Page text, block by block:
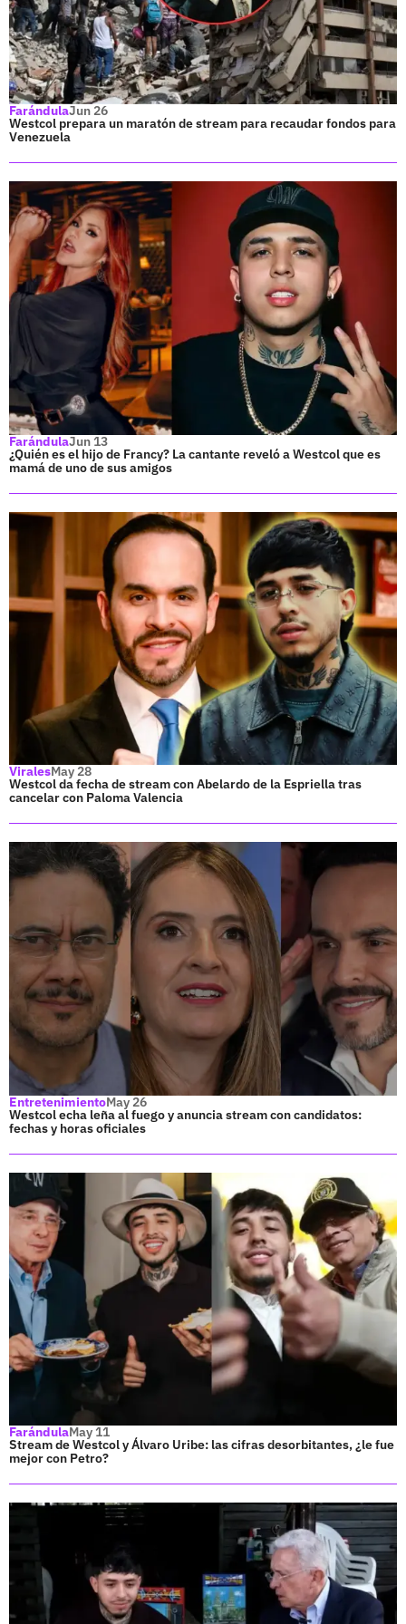
FarándulaJun 26
Westcol prepara un maratón de stream para recaudar fondos para
Venezuela
FarándulaJun 13
¿Quién es el hijo de Francy? La cantante reveló a Westcol que es
mamá de uno de sus amigos
ViralesMay 28
Westcol da fecha de stream con Abelardo de la Espriella tras
cancelar con Paloma Valencia
EntretenimientoMay 26
Westcol echa leña al fuego y anuncia stream con candidatos:
fechas y horas oficiales
FarándulaMay 11
Stream de Westcol y Álvaro Uribe: las cifras desorbitantes, ¿le fue
mejor con Petro?